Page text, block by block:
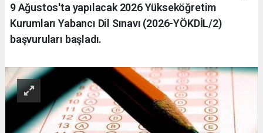
9 Ağustos'ta yapılacak 2026 Yükseköğretim
Kurumları Yabancı Dil Sınavı (2026-YÖKDİL/2)
başvuruları başladı.